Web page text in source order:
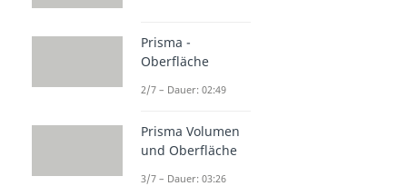
Prisma -
Oberfläche
2/7 – Dauer: 02:49
Prisma Volumen
und Oberfläche
3/7 – Dauer: 03:26